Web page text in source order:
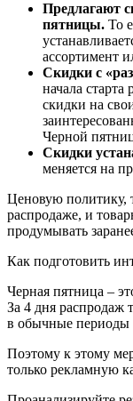
Предлагают
пятницы. То
ассортимент
Скидки с
начала
скидки на
Черной
Скидки
меняется на
Ценовую политику,
распродаже, и
продумывать
Как подготовить
Черная пятница –
За 4 дня распродаж
в обычные периоды
Поэтому к этому
только рекламную